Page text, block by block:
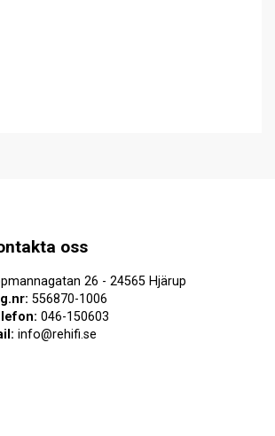
oss
26 - 24565 Hjärup
556870-1006
046-150603
info@rehifi.se